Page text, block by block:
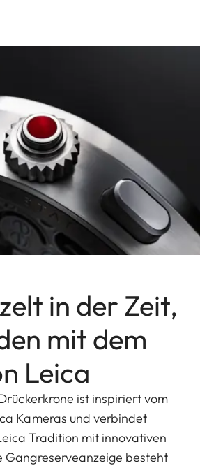
in der Zeit,
mit dem
Leica
ist inspiriert vom
Kameras und verbindet
Tradition mit innovativen
Gangreserveanzeige besteht